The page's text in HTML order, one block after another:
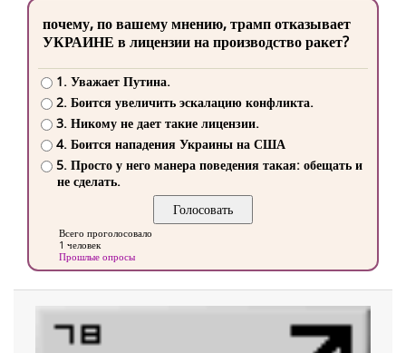
почему, по вашему мнению, трамп отказывает
УКРАИНЕ в лицензии на производство ракет?
1. Уважает Путина.
2. Боится увеличить эскалацию конфликта.
3. Никому не дает такие лицензии.
4. Боится нападения Украины на США
5. Просто у него манера поведения такая: обещать и
не сделать.
Всего проголосовало
1 человек
Прошлые опросы